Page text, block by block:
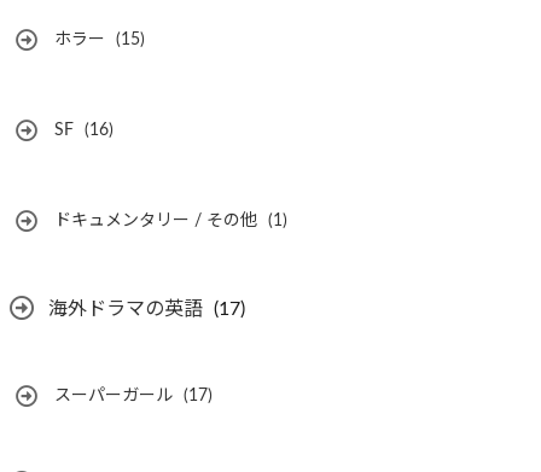
ホラー (15)
SF (16)
ドキュメンタリー / その他 (1)
海外ドラマの英語 (17)
スーパーガール (17)